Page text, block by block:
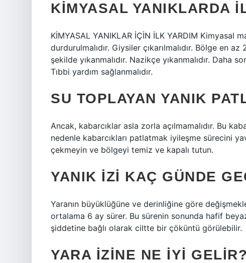
KIMYASAL YANIKLARDA
KİMYASAL YANIKLAR İÇİN İLK YARDIM Kimyasal
durdurulmalıdır. Giysiler çıkarılmalıdır. Bölge en
şekilde yıkanmalıdır. Nazikçe yıkanmalıdır.
Tıbbi yardım sağlanmalıdır.
SU TOPLAYAN YANIK
Ancak, kabarcıklar asla zorla açılmamalıdır. Bu
nedenle kabarcıkları patlatmak iyileşme sürecini
çekmeyin ve bölgeyi temiz ve kapalı tutun.
YANIK IZI KAÇ GÜNDE
Yaranın büyüklüğüne ve derinliğine göre
ortalama 6 ay sürer. Bu sürenin sonunda hafif
şiddetine bağlı olarak ciltte bir çöküntü görülebilir.
YARA IZINE NE IYI GELIR?